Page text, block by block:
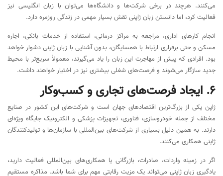
می‌کنند. هرچند در برخی شرکت‌ها و دانشگاه‌ها می‌توان با زبان انگلیسی نیز
فعالیت کرد، اما دانستن زبان ژاپنی نقش بسیار مهمی در زندگی روزمره دارد.
انجام کارهای اداری، مراجعه به مراکز درمانی، استفاده از خدمات بانکی، اجاره
مسکن و حتی برقراری ارتباط با همسایگان، بدون آشنایی با زبان ژاپنی دشوار خواهد
بود. افرادی که پیش از مهاجرت این زبان را یاد می‌گیرند، معمولاً سریع‌تر با محیط
جدید سازگار می‌شوند و فرصت‌های شغلی بیشتری نیز در اختیار خواهند داشت.
6. ایجاد فرصت‌های تجاری و کسب‌وکار
ژاپن یکی از بزرگ‌ترین اقتصادهای جهان است و شرکت‌های این کشور در صنایع
مختلف از جمله خودروسازی، فناوری، تجهیزات پزشکی و الکترونیک جایگاه ویژه‌ای
دارند. به همین دلیل بسیاری از شرکت‌های بین‌المللی با سازمان‌ها و تولیدکنندگان
ژاپنی همکاری می‌کنند.
اگر در زمینه واردات، صادرات، بازرگانی یا همکاری‌های بین‌المللی فعالیت دارید،
یادگیری زبان ژاپنی می‌تواند یک مزیت رقابتی مهم برای شما باشد. مذاکره مستقیم